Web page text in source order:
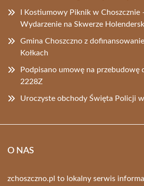
I Kostiumowy Piknik w
Wydarzenie na Skwerze
Gmina Choszczno z
Kołkach
Podpisano umowę na
2228Z
Uroczyste obchody Święta Policji
O NAS
zchoszczno.pl to lokalny serwis